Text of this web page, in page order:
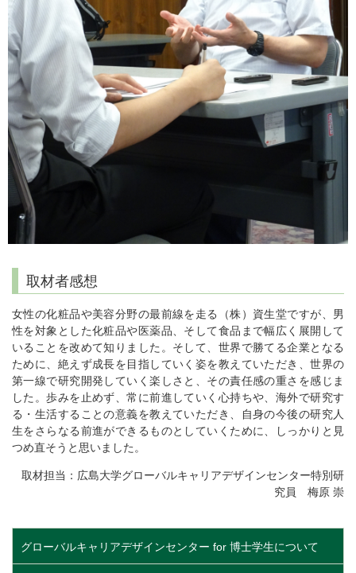
取材者感想
女性の化粧品や美容分野の最前線を走る（株）資生堂ですが、男
性を対象とした化粧品や医薬品、そして食品まで幅広く展開して
いることを改めて知りました。そして、世界で勝てる企業となる
ために、絶えず成長を目指していく姿を教えていただき、世界の
第一線で研究開発していく楽しさと、その責任感の重さを感じま
した。歩みを止めず、常に前進していく心持ちや、海外で研究す
る・生活することの意義を教えていただき、自身の今後の研究人
生をさらなる前進ができるものとしていくために、しっかりと見
つめ直そうと思いました。
取材担当：広島大学グローバルキャリアデザインセンター特別研
究員 梅原 崇
グローバルキャリアデザインセンター for 博士学生について